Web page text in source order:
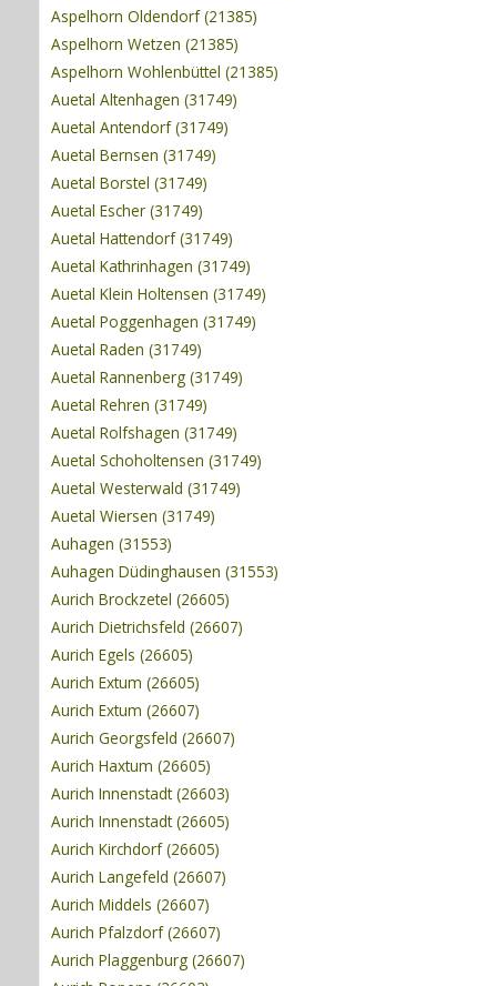
Aspelhorn Oldendorf (21385)
Aspelhorn Wetzen (21385)
Aspelhorn Wohlenbüttel (21385)
Auetal Altenhagen (31749)
Auetal Antendorf (31749)
Auetal Bernsen (31749)
Auetal Borstel (31749)
Auetal Escher (31749)
Auetal Hattendorf (31749)
Auetal Kathrinhagen (31749)
Auetal Klein Holtensen (31749)
Auetal Poggenhagen (31749)
Auetal Raden (31749)
Auetal Rannenberg (31749)
Auetal Rehren (31749)
Auetal Rolfshagen (31749)
Auetal Schoholtensen (31749)
Auetal Westerwald (31749)
Auetal Wiersen (31749)
Auhagen (31553)
Auhagen Düdinghausen (31553)
Aurich Brockzetel (26605)
Aurich Dietrichsfeld (26607)
Aurich Egels (26605)
Aurich Extum (26605)
Aurich Extum (26607)
Aurich Georgsfeld (26607)
Aurich Haxtum (26605)
Aurich Innenstadt (26603)
Aurich Innenstadt (26605)
Aurich Kirchdorf (26605)
Aurich Langefeld (26607)
Aurich Middels (26607)
Aurich Pfalzdorf (26607)
Aurich Plaggenburg (26607)